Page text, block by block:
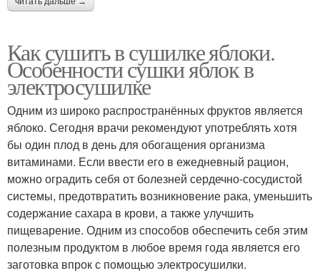
Как сушить в сушилке яблоки.
Особенности сушки яблок в
электросушилке
Одним из широко распространённых фруктов является
яблоко. Сегодня врачи рекомендуют употреблять хотя
бы один плод в день для обогащения организма
витаминами. Если ввести его в ежедневный рацион,
можно оградить себя от болезней сердечно-сосудистой
системы, предотвратить возникновение рака, уменьшить
содержание сахара в крови, а также улучшить
пищеварение. Одним из способов обеспечить себя этим
полезным продуктом в любое время года является его
заготовка впрок с помощью электросушилки.